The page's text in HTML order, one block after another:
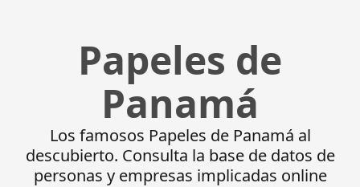
Papeles de
Panamá
Los famosos Papeles de Panamá al
descubierto. Consulta la base de datos de
personas y empresas implicadas online